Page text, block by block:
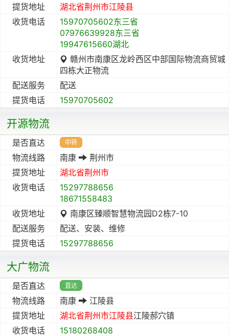
提货地址 湖北省荆州市江陵县
收货电话
15970705602东三省
07976639928东三省
19947615660湖北
收货地址
赣州市南康区龙岭西区中部国际物流商贸城
四栋大正物流
配送服务
配送
提货电话
15970705602
开源物流
是否直达 中转
物流线路 南康
荆州市
提货地址
湖北省荆州市
收货电话
15297788656
18671558483
收货地址
南康区臻顺智慧物流园D2栋7-10
配送服务
配送、安装、维修
提货电话
15297788656
大广物流
是否直达 直达
物流线路 南康
江陵县
提货地址
湖北省荆州市江陵县江陵郝穴镇
收货电话
15180268408